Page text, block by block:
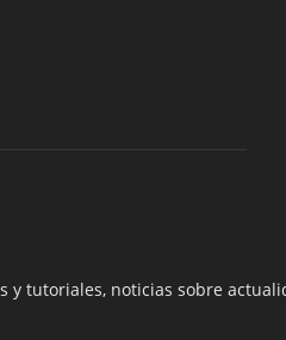
y tutoriales, noticias sobre